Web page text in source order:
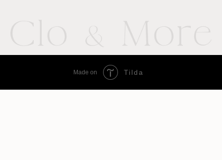
Made on Tilda